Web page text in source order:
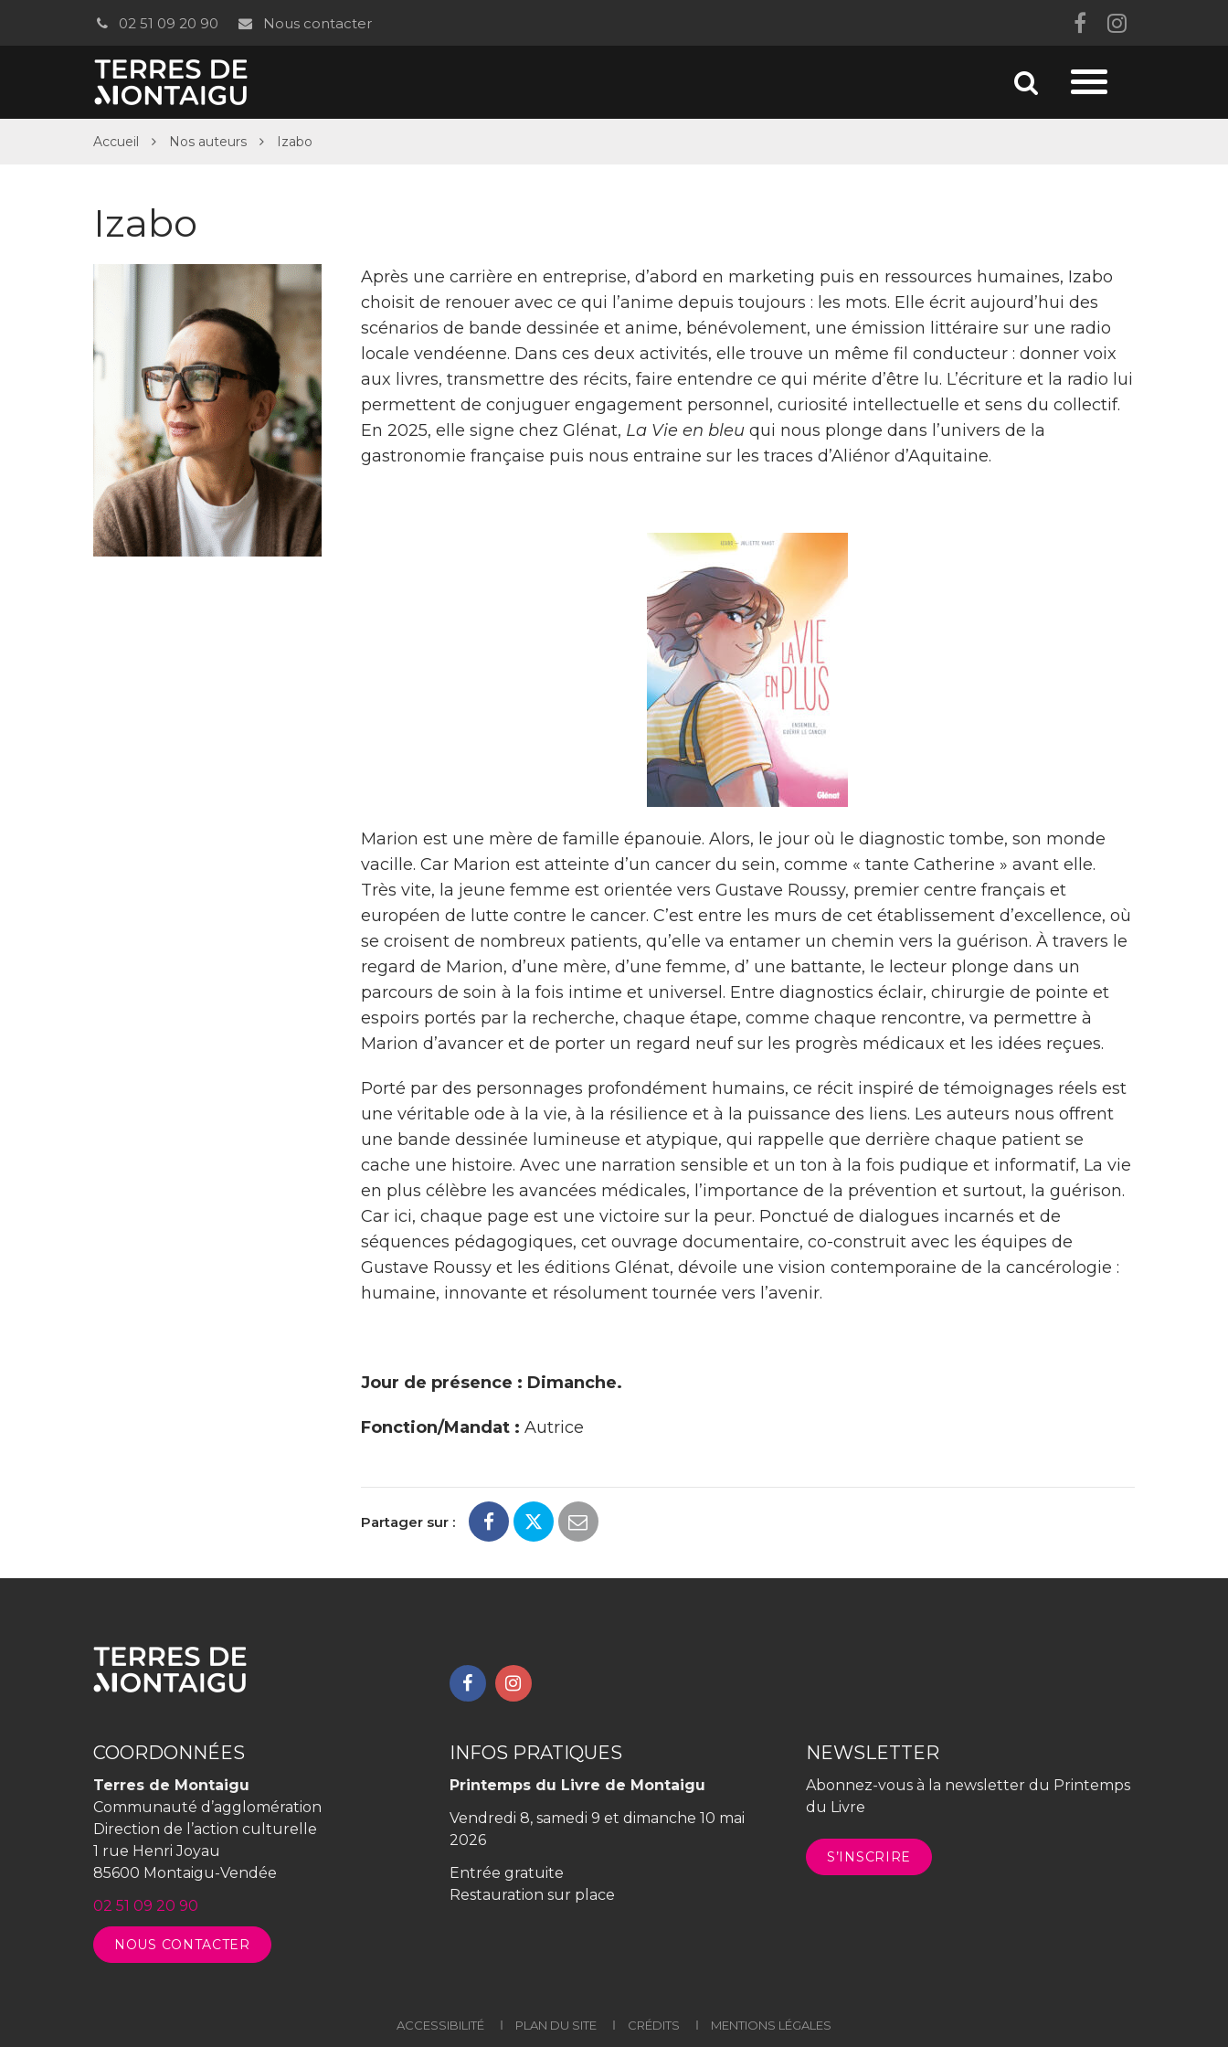
02 51 09 20 90 Nous contacter
Lien
vers
le
Lien
Aller
Accueil Nos auteurs Izabo
Izabo
Après une carrière en entreprise, d’abord en marketing puis en ressources humaines, Izabo
choisit de renouer avec ce qui l’anime depuis toujours : les mots. Elle écrit aujourd’hui des
scénarios de bande dessinée et anime, bénévolement, une émission littéraire sur une radio
locale vendéenne. Dans ces deux activités, elle trouve un même fil conducteur : donner voix
aux livres, transmettre des récits, faire entendre ce qui mérite d’être lu. L’écriture et la radio lui
permettent de conjuguer engagement personnel, curiosité intellectuelle et sens du collectif.
En 2025, elle signe chez Glénat, La Vie en bleuqui nous plonge dans l’univers de la
gastronomie française puis nous entraine sur les traces d’Aliénor d’Aquitaine.
Marion est une mère de famille épanouie. Alors, le jour où le diagnostic tombe, son monde
vacille. Car Marion est atteinte d’un cancer du sein, comme « tante Catherine » avant elle.
Très vite, la jeune femme est orientée vers Gustave Roussy, premier centre français et
européen de lutte contre le cancer. C’est entre les murs de cet établissement d’excellence, où
se croisent de nombreux patients, qu’elle va entamer un chemin vers la guérison. À travers le
regard de Marion, d’une mère, d’une femme, d’ une battante, le lecteur plonge dans un
parcours de soin à la fois intime et universel. Entre diagnostics éclair, chirurgie de pointe et
espoirs portés par la recherche, chaque étape, comme chaque rencontre, va permettre à
Marion d’avancer et de porter un regard neuf sur les progrès médicaux et les idées reçues.
Porté par des personnages profondément humains, ce récit inspiré de témoignages réels est
une véritable ode à la vie, à la résilience et à la puissance des liens. Les auteurs nous offrent
une bande dessinée lumineuse et atypique, qui rappelle que derrière chaque patient se
cache une histoire. Avec une narration sensible et un ton à la fois pudique et informatif, La vie
en plus célèbre les avancées médicales, l’importance de la prévention et surtout, la guérison.
Car ici, chaque page est une victoire sur la peur. Ponctué de dialogues incarnés et de
séquences pédagogiques, cet ouvrage documentaire, co-construit avec les équipes de
Gustave Roussy et les éditions Glénat, dévoile une vision contemporaine de la cancérologie :
humaine, innovante et résolument tournée vers l’avenir.
Jour de présence : Dimanche.
Fonction/Mandat : Autrice
Partager sur :
Lien
compte
Lien
compte
Instagram
COORDONNÉES
Terres de Montaigu
Communauté d’agglomération
Direction de l’action culturelle
1 rue Henri Joyau
85600 Montaigu-Vendée
02 51 09 20 90
NOUS CONTACTER
INFOS PRATIQUES
Printemps du Livre de Montaigu
Vendredi 8, samedi 9 et dimanche 10 mai
2026
Entrée gratuite
Restauration sur place
NEWSLETTER
Abonnez-vous à la newsletter du Printemps
du Livre
S’INSCRIRE
ACCESSIBILITÉ PLAN DU SITE CRÉDITS MENTIONS LÉGALES